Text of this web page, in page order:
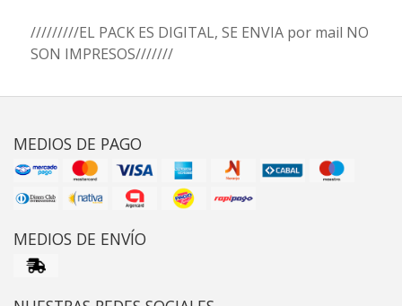
/////////EL PACK ES DIGITAL, SE ENVIA por mail NO
SON IMPRESOS///////
MEDIOS DE PAGO
MEDIOS DE ENVÍO